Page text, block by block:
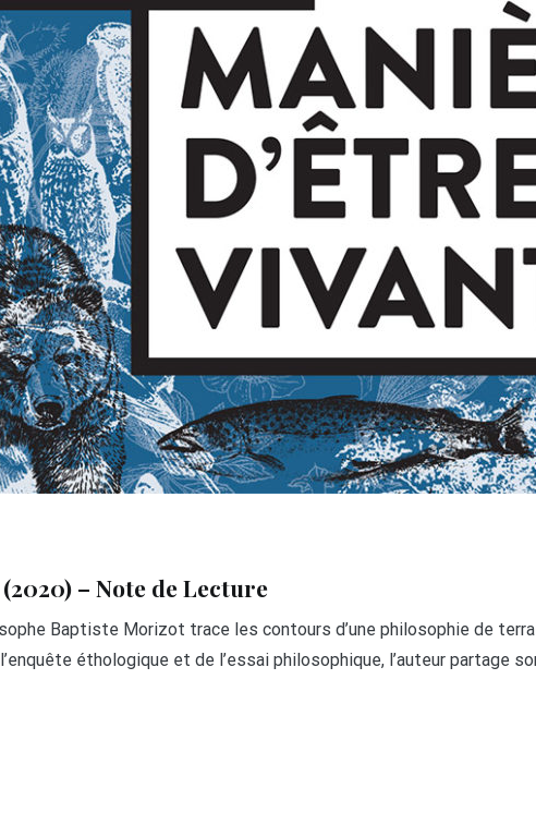
– Note de Lecture
Baptiste Morizot trace les contours d’une philosophie de
éthologique et de l’essai philosophique, l’auteur partage